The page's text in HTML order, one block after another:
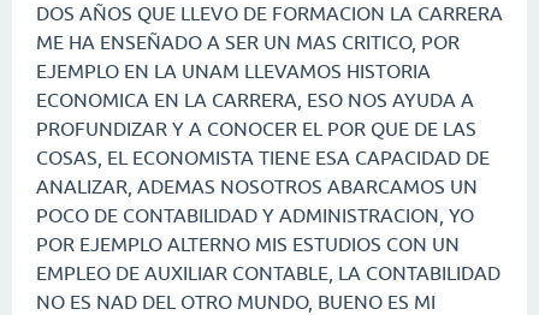
DOS AÑOS QUE LLEVO DE FORMACION LA CARRERA
ME HA ENSEÑADO A SER UN MAS CRITICO, POR
EJEMPLO EN LA UNAM LLEVAMOS HISTORIA
ECONOMICA EN LA CARRERA, ESO NOS AYUDA A
PROFUNDIZAR Y A CONOCER EL POR QUE DE LAS
COSAS, EL ECONOMISTA TIENE ESA CAPACIDAD DE
ANALIZAR, ADEMAS NOSOTROS ABARCAMOS UN
POCO DE CONTABILIDAD Y ADMINISTRACION, YO
POR EJEMPLO ALTERNO MIS ESTUDIOS CON UN
EMPLEO DE AUXILIAR CONTABLE, LA CONTABILIDAD
NO ES NAD DEL OTRO MUNDO, BUENO ES MI